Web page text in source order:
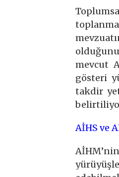
mevcut
gösteri
takdir
AİHS ve